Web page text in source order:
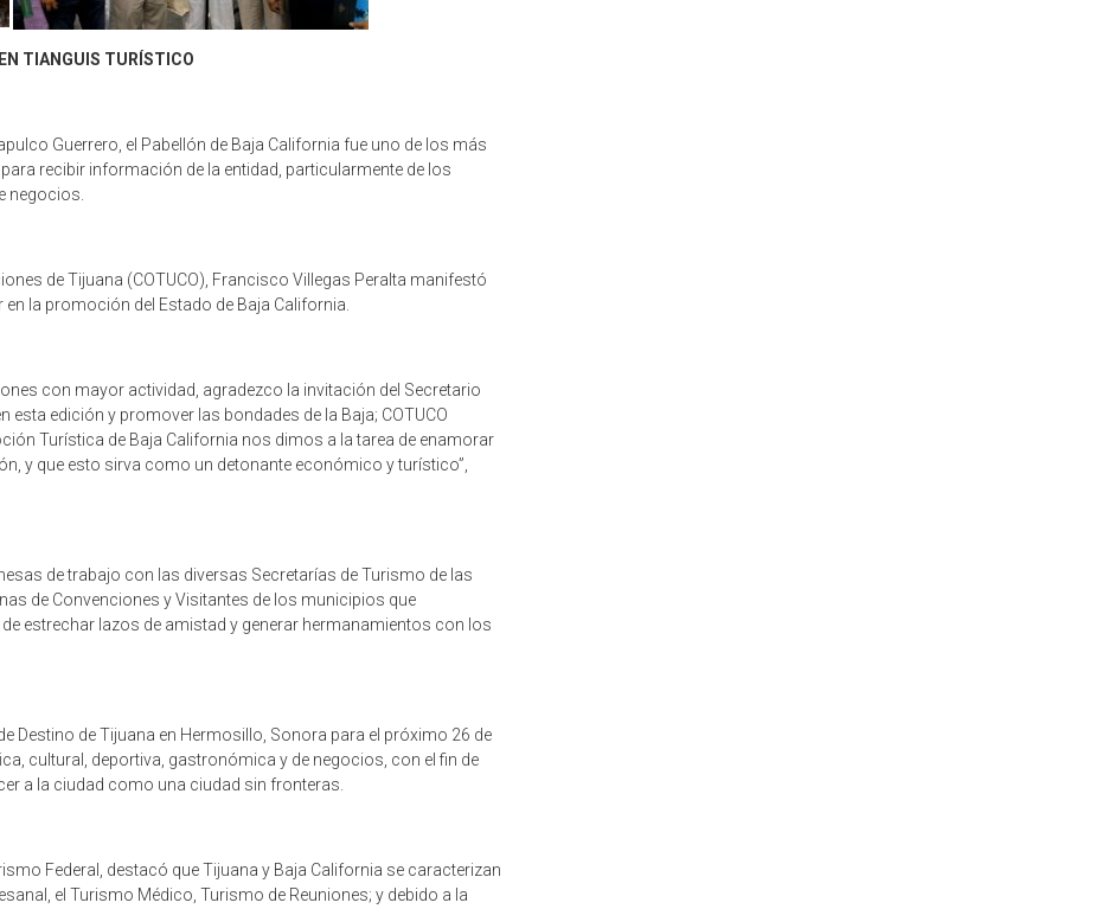
TIANGUIS TURÍSTICO
Guerrero, el Pabellón de Baja California fue uno de los más
recibir información de la entidad, particularmente de los
negocios.
de Tijuana (COTUCO), Francisco Villegas Peralta manifestó
la promoción del Estado de Baja California.
con mayor actividad, agradezco la invitación del Secretario
edición y promover las bondades de la Baja; COTUCO
Turística de Baja California nos dimos a la tarea de enamorar
y que esto sirva como un detonante económico y turístico”,
de trabajo con las diversas Secretarías de Turismo de las
de Convenciones y Visitantes de los municipios que
estrechar lazos de amistad y generar hermanamientos con los
Destino de Tijuana en Hermosillo, Sonora para el próximo 26 de
cultural, deportiva, gastronómica y de negocios, con el fin de
a la ciudad como una ciudad sin fronteras.
Federal, destacó que Tijuana y Baja California se caracterizan
el Turismo Médico, Turismo de Reuniones; y debido a la